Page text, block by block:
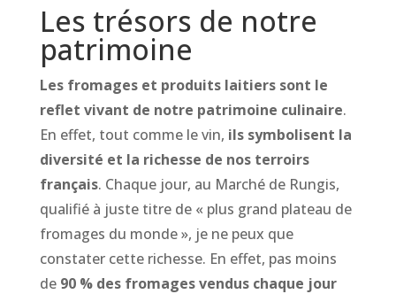
Les trésors de notre
patrimoine
Les fromages et produits laitiers sont le
reflet vivant de notre patrimoine culinaire.
En effet, tout comme le vin, ils symbolisent la
diversité et la richesse de nos terroirs
français. Chaque jour, au Marché de Rungis,
qualifié à juste titre de « plus grand plateau de
fromages du monde », je ne peux que
constater cette richesse. En effet, pas moins
de 90 % des fromages vendus chaque jour